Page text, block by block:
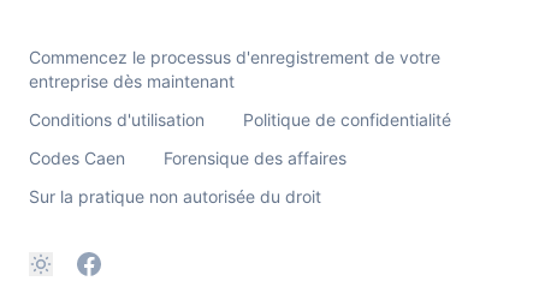
Commencez le processus d'enregistrement de votre
entreprise dès maintenant
Conditions d'utilisation
Politique de confidentialité
Codes Caen
Forensique des affaires
Sur la pratique non autorisée du droit